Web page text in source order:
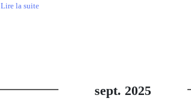
Lire la suite
sept. 2025